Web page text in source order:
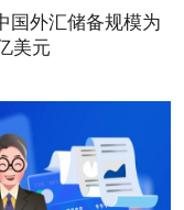
国外汇储备规模为
美元